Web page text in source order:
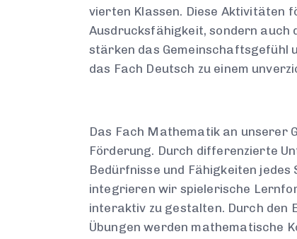
vierten Klassen. Diese Aktivitäten
Ausdrucksfähigkeit, sondern auch
stärken das Gemeinschaftsgefühl
das Fach Deutsch zu einem
Das Fach Mathematik an unserer
Förderung. Durch differenzierte
Bedürfnisse und Fähigkeiten
integrieren wir spielerische
interaktiv zu gestalten. Durch den
Übungen werden mathematische